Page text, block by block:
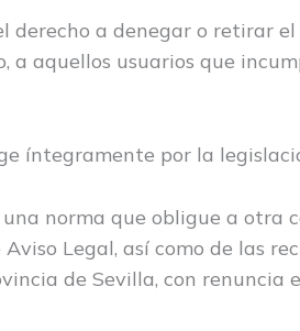
derecho a denegar o retirar
a aquellos usuarios que
íntegramente por la
norma que obligue a otra
Legal, así como de las
de Sevilla, con renuncia